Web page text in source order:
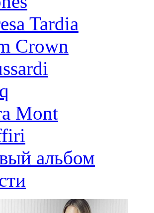
Tardia
Crown
Mont
альбом